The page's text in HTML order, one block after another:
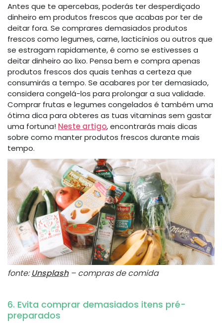
Antes que te apercebas, poderás ter desperdiçado
dinheiro em produtos frescos que acabas por ter de
deitar fora. Se comprares demasiados produtos
frescos como legumes, carne, lacticínios ou outros que
se estragam rapidamente, é como se estivesses a
deitar dinheiro ao lixo. Pensa bem e compra apenas
produtos frescos dos quais tenhas a certeza que
consumirás a tempo. Se acabares por ter demasiado,
considera congelá-los para prolongar a sua validade.
Comprar frutas e legumes congelados é também uma
ótima dica para obteres as tuas vitaminas sem gastar
uma fortuna! Neste artigo, encontrarás mais dicas
sobre como manter produtos frescos durante mais
tempo.
fonte:Unsplash– compras de comida
6. Evita comprar demasiados itens pré-
preparados